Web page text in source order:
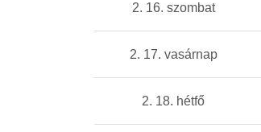
2. 16. szombat
2. 17. vasárnap
2. 18. hétfő